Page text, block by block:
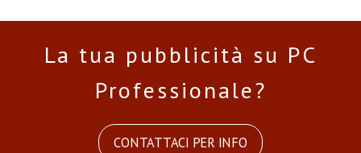
La tua pubblicità su PC
Professionale?
CONTATTACI PER INFO